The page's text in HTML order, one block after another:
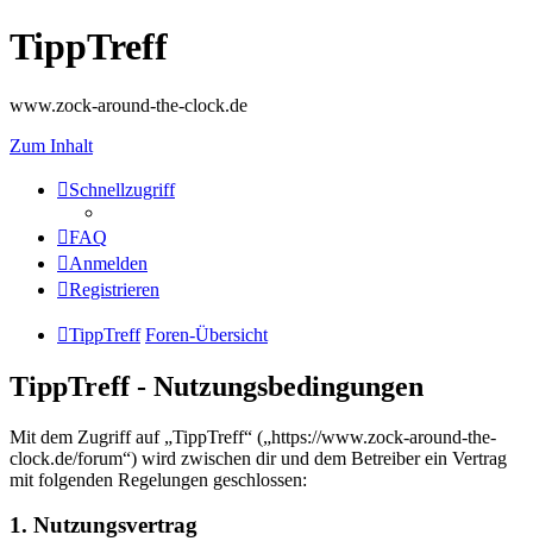
TippTreff
www.zock-around-the-clock.de
Zum Inhalt
Schnellzugriff
FAQ
Anmelden
Registrieren
TippTreff Foren-Übersicht
TippTreff - Nutzungsbedingungen
Mit dem Zugriff auf „TippTreff“ („https://www.zock-around-the-
clock.de/forum“) wird zwischen dir und dem Betreiber ein Vertrag
mit folgenden Regelungen geschlossen:
1. Nutzungsvertrag